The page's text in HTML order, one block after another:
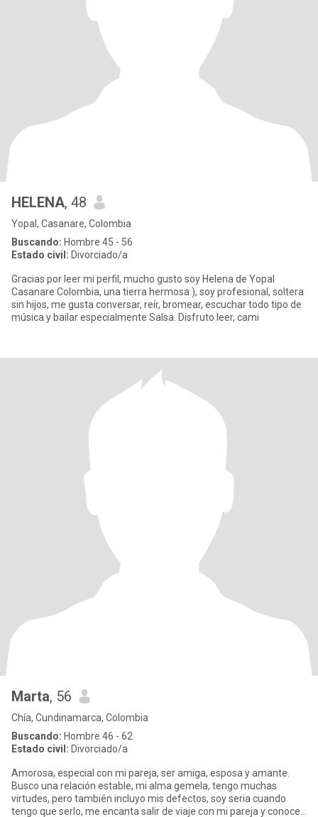
HELENA, 48
Yopal, Casanare, Colombia
Buscando: Hombre 45 - 56
Estado civil: Divorciado/a
Gracias por leer mi perfil, mucho gusto soy Helena de Yopal
Casanare Colombia, una tierra hermosa:), soy profesional, soltera
sin hijos, me gusta conversar, reír, bromear, escuchar todo tipo de
música y bailar especialmente Salsa. Disfruto leer, cami
Marta, 56
Chía, Cundinamarca, Colombia
Buscando: Hombre 46 - 62
Estado civil: Divorciado/a
Amorosa, especial con mi pareja, ser amiga, esposa y amante.
Busco una relación estable, mi alma gemela, tengo muchas
virtudes, pero también incluyo mis defectos, soy seria cuando
tengo que serlo, me encanta salir de viaje con mi pareja y conocer